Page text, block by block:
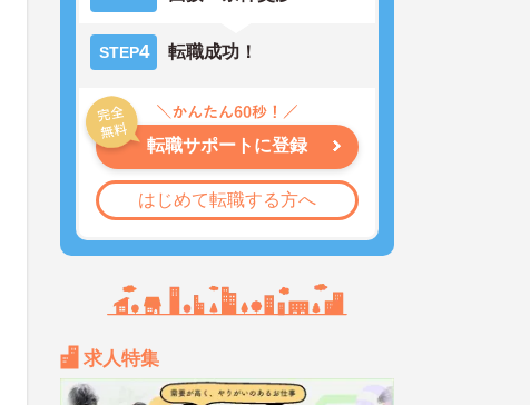
STEP4 転職成功！
転職サポートに登録
はじめて転職する方へ
求人特集